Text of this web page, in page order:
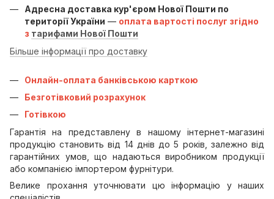
Адресна доставка кур'єром Нової Пошти по
території України — оплата вартості послуг згідно
з тарифами Нової Пошти
Більше інформації про доставку
Онлайн-оплата банківською карткою
Безготівковий розрахунок
Готівкою
Гарантія на представлену в нашому інтернет-магазині
продукцію становить від 14 днів до 5 років, залежно від
гарантійних умов, що надаються виробником продукції
або компанією імпортером фурнітури.
Велике прохання уточнювати цю інформацію у наших